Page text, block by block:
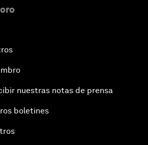
nuestras notas de prensa
boletines